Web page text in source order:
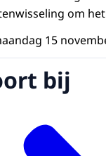
om
15
bij